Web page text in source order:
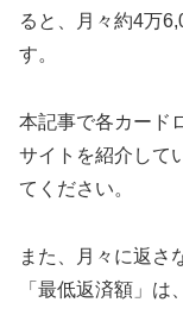
ると、月々約4万
す。
本記事で各カード
サイトを紹介して
てください。
また、月々に返さ
「最低返済額」は